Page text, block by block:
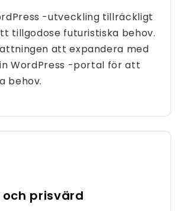
-utveckling tillräckligt
tillgodose futuristiska behov.
att expandera med
WordPress -portal för att
behov.
prisvärd